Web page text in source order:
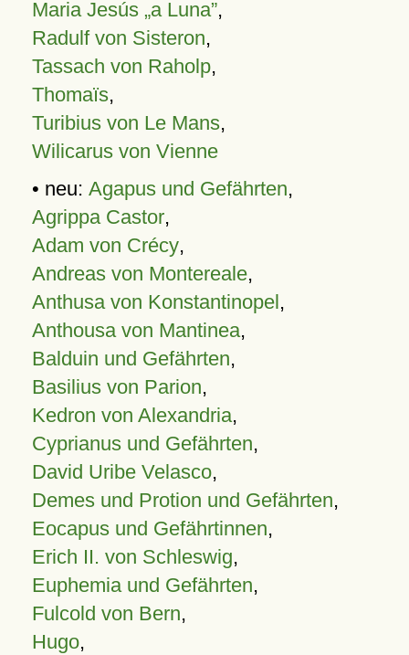
Maria Jesús „a Luna”,
Radulf von Sisteron,
Tassach von Raholp,
Thomaïs,
Turibius von Le Mans,
Wilicarus von Vienne
• neu: Agapus und Gefährten,
Agrippa Castor,
Adam von Crécy,
Andreas von Montereale,
Anthusa von Konstantinopel,
Anthousa von Mantinea,
Balduin und Gefährten,
Basilius von Parion,
Kedron von Alexandria,
Cyprianus und Gefährten,
David Uribe Velasco,
Demes und Protion und Gefährten,
Eocapus und Gefährtinnen,
Erich II. von Schleswig,
Euphemia und Gefährten,
Fulcold von Bern,
Hugo,